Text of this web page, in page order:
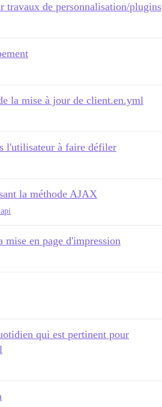
travaux de personnalisation/plugins
la mise à jour de client.en.yml
l'utilisateur à faire défiler
la méthode AJAX
mise en page d'impression
qui est pertinent pour